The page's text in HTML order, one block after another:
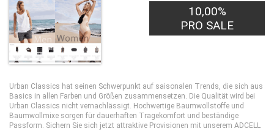
10,00%
PRO SALE
Urban Classics hat seinen Schwerpunkt auf saisonalen Trends, die sich aus
Basics in allen Farben und Größen zusammensetzen. Die Qualität wird bei
Urban Classics nicht vernachlässigt. Hochwertige Baumwollstoffe und
Baumwollmixe sorgen für dauerhaften Tragekomfort und beständige
Passform. Sichern Sie sich jetzt attraktive Provisionen mit unserem ADCELL